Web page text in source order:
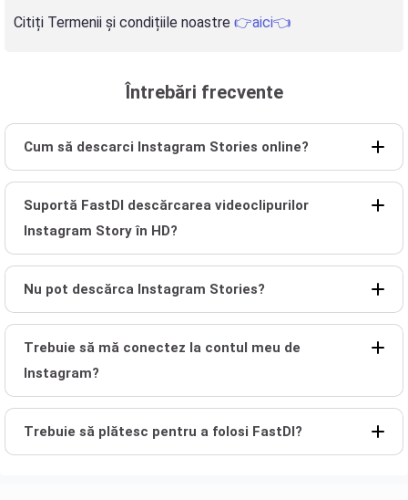
Citiți Termenii și condițiile noastre 👉aici👈
Întrebări frecvente
Cum să descarci Instagram Stories online?
Suportă FastDl descărcarea videoclipurilor
Instagram Story în HD?
Nu pot descărca Instagram Stories?
Trebuie să mă conectez la contul meu de
Instagram?
Trebuie să plătesc pentru a folosi FastDl?